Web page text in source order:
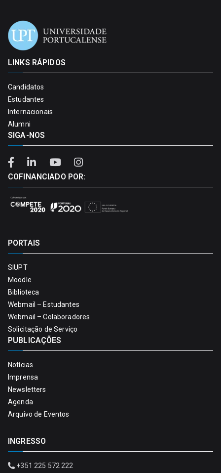
LINKS RÁPIDOS
Candidatos
Estudantes
Internacionais
Alumni
SIGA-NOS
COFINANCIADO POR:
PORTAIS
SIUPT
Moodle
Biblioteca
Webmail – Estudantes
Webmail – Colaboradores
Solicitação de Serviço
PUBLICAÇÕES
Notícias
Imprensa
Newsletters
Agenda
Arquivo de Eventos
INGRESSO
+351 225 572 222